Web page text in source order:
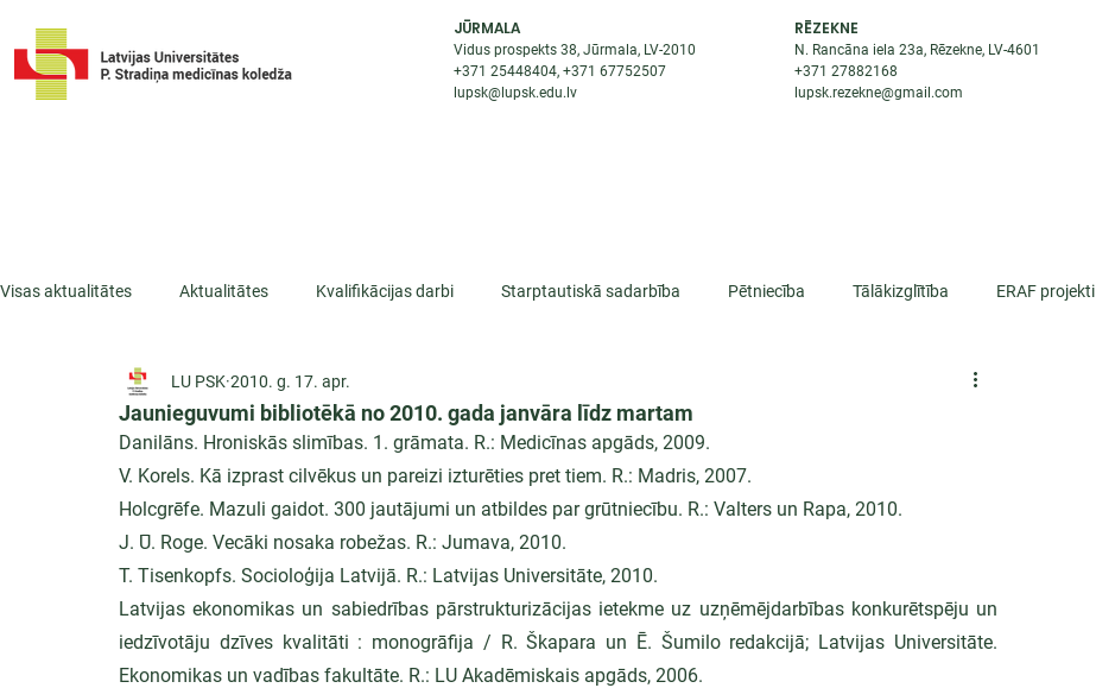
JŪRMALA
Vidus prospekts 38, Jūrmala, LV-2010
+371 25448404, +37167752507
lupsk@lupsk.edu.lv
RĒZEKNE
N. Rancāna iela 23a, Rēzekne, LV-4601
+37127882168
lupsk.rezekne@gmail.com
Visas aktualitātes Aktualitātes Kvalifikācijas darbi Starptautiskā sadarbība Pētniecība Tālākizglītība ERAF projekti
ESF projekti Iepazīsti profesiju
Jaunieguvumi bibliotēkā no 2010. gada janvāra līdz martam
LU PSK 2010. g. 17. apr.
Danilāns. Hroniskās slimības. 1. grāmata. R.: Medicīnas apgāds, 2009.
V. Korels. Kā izprast cilvēkus un pareizi izturēties pret tiem. R.: Madris, 2007.
Holcgrēfe. Mazuli gaidot. 300 jautājumi un atbildes par grūtniecību. R.: Valters un Rapa, 2010.
J. Ū. Roge. Vecāki nosaka robežas. R.: Jumava, 2010.
T. Tisenkopfs. Socioloģija Latvijā. R.: Latvijas Universitāte, 2010.
Latvijas ekonomikas un sabiedrības pārstrukturizācijas ietekme uz uzņēmējdarbības konkurētspēju un
iedzīvotāju dzīves kvalitāti : monogrāfija / R. Škapara un Ē. Šumilo redakcijā; Latvijas Universitāte.
Ekonomikas un vadības fakultāte. R.: LU Akadēmiskais apgāds, 2006.